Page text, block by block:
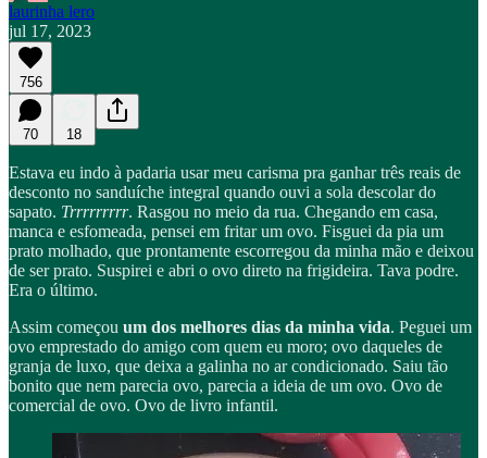
laurinha lero
jul 17, 2023
756
70 18
Estava eu indo à padaria usar meu carisma pra ganhar três reais de
desconto no sanduíche integral quando ouvi a sola descolar do
sapato. Trrrrrrrrr. Rasgou no meio da rua. Chegando em casa,
manca e esfomeada, pensei em fritar um ovo. Fisguei da pia um
prato molhado, que prontamente escorregou da minha mão e deixou
de ser prato. Suspirei e abri o ovo direto na frigideira. Tava podre.
Era o último.
Assim começou um dos melhores dias da minha vida. Peguei um
ovo emprestado do amigo com quem eu moro; ovo daqueles de
granja de luxo, que deixa a galinha no ar condicionado. Saiu tão
bonito que nem parecia ovo, parecia a ideia de um ovo. Ovo de
comercial de ovo. Ovo de livro infantil.